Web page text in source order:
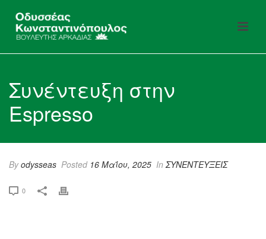
Συνέντευξη στην
Espresso
Byodysseas Posted 16 Μαΐου, 2025 InΣΥΝΕΝΤΕΥΞΕΙΣ
0